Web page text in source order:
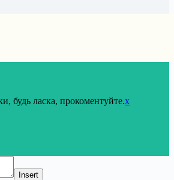
будь ласка, прокоментуйте.x
Insert